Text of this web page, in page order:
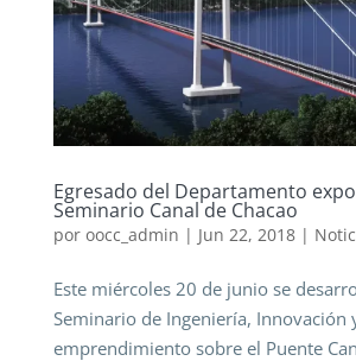
Egresado del Departamento
Seminario Canal de Chacao
por oocc_admin | Jun 22, 2018|
Este miércoles 20 de junio se
Seminario de Ingeniería, Innovación
emprendimiento sobre el Puente